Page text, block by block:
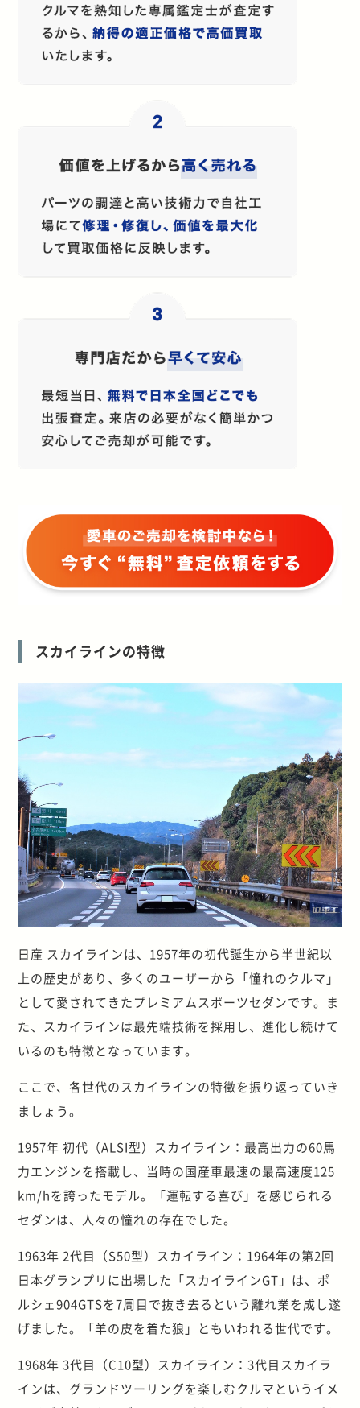
スカイラインの特徴
日産 スカイラインは、1957年の初代誕生から半世紀以
上の歴史があり、多くのユーザーから「憧れのクルマ」
として愛されてきたプレミアムスポーツセダンです。ま
た、スカイラインは最先端技術を採用し、進化し続けて
いるのも特徴となっています。
ここで、各世代のスカイラインの特徴を振り返っていき
ましょう。
1957年 初代（ALSI型）スカイライン：最高出力の60馬
力エンジンを搭載し、当時の国産車最速の最高速度125
km/hを誇ったモデル。「運転する喜び」を感じられる
セダンは、人々の憧れの存在でした。
1963年 2代目（S50型）スカイライン：1964年の第2回
日本グランプリに出場した「スカイラインGT」は、ポ
ルシェ904GTSを7周目で抜き去るという離れ業を成し遂
げました。「羊の皮を着た狼」ともいわれる世代です。
1968年 3代目（C10型）スカイライン：3代目スカイラ
インは、グランドツーリングを楽しむクルマというイメ